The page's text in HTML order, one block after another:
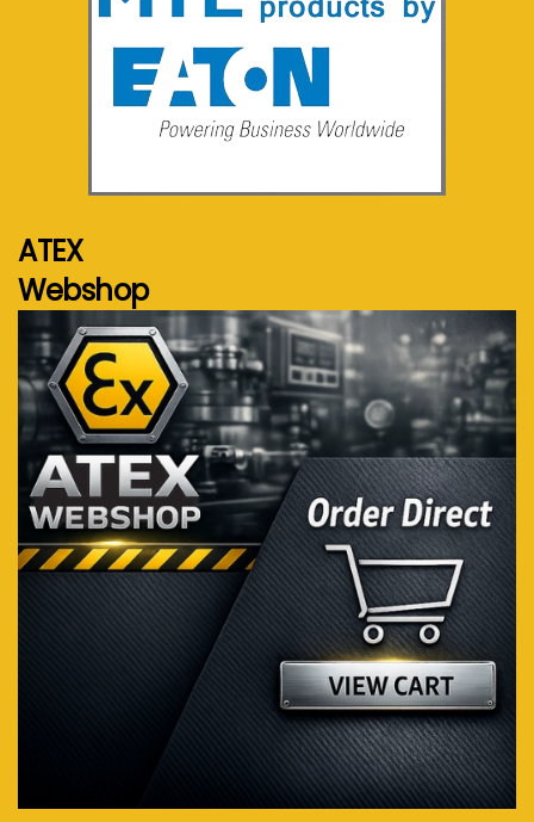
ATEX
Webshop
Voir plus...